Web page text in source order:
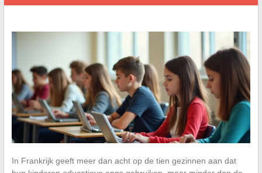
In Frankrijk geeft meer dan acht op de tien gezinnen aan dat